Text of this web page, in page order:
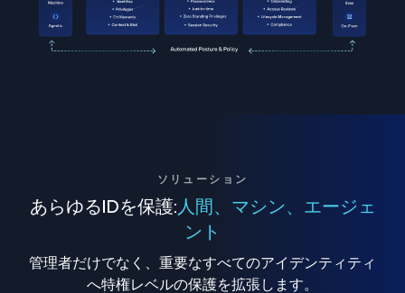
ソリューション
あらゆるIDを保護: 人間、マシン、エージェ
ント
管理者だけでなく、重要なすべてのアイデンティティ
へ特権レベルの保護を拡張します。